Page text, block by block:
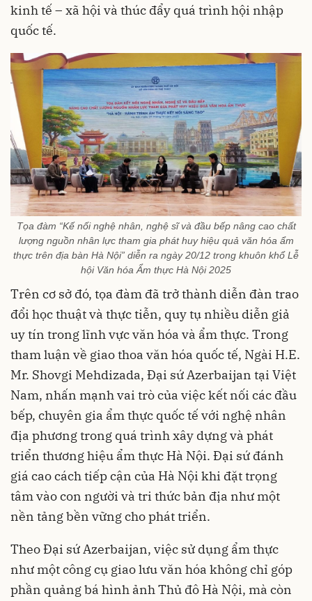
kinh tế – xã hội và thúc đẩy quá trình hội nhập
quốc tế.
Tọa đàm “Kế nối nghệ nhân, nghệ sĩ và đầu bếp nâng cao chất
lượng nguồn nhân lực tham gia phát huy hiệu quả văn hóa ẩm
thực trên địa bàn Hà Nội” diễn ra ngày 20/12 trong khuôn khổ Lễ
hội Văn hóa Ẩm thực Hà Nội 2025
Trên cơ sở đó, tọa đàm đã trở thành diễn đàn trao
đổi học thuật và thực tiễn, quy tụ nhiều diễn giả
uy tín trong lĩnh vực văn hóa và ẩm thực. Trong
tham luận về giao thoa văn hóa quốc tế, Ngài H.E.
Mr. Shovgi Mehdizada, Đại sứ Azerbaijan tại Việt
Nam, nhấn mạnh vai trò của việc kết nối các đầu
bếp, chuyên gia ẩm thực quốc tế với nghệ nhân
địa phương trong quá trình xây dựng và phát
triển thương hiệu ẩm thực Hà Nội. Đại sứ đánh
giá cao cách tiếp cận của Hà Nội khi đặt trọng
tâm vào con người và tri thức bản địa như một
nền tảng bền vững cho phát triển.
Theo Đại sứ Azerbaijan, việc sử dụng ẩm thực
như một công cụ giao lưu văn hóa không chỉ góp
phần quảng bá hình ảnh Thủ đô Hà Nội, mà còn